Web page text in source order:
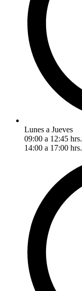
Lunes a Jueves
09:00 a 12:45 hrs.
14:00 a 17:00 hrs.